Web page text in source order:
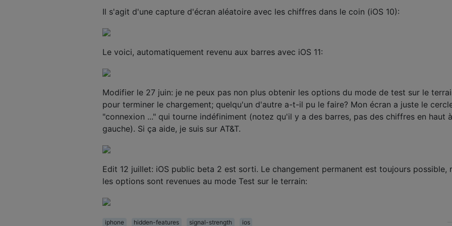
Il s'agit d'une capture d'écran aléatoire avec les chiffres dans le coin (iOS 10):
Le voici, automatiquement revenu aux barres avec iOS 11:
Modifier le 27 juin: je ne peux pas non plus obtenir les options du mode de test sur le
pour terminer le chargement; quelqu'un d'autre a-t-il pu le faire? Mon écran a juste le
"connexion ..." qui tourne indéfiniment (notez qu'il y a des barres, pas des chiffres en haut à
gauche). Si ça aide, je suis sur AT&T.
Edit 12 juillet: iOS public beta 2 est sorti. Le changement permanent est toujours possible,
les options sont revenues au mode Test sur le terrain:
iphone hidden-features signal-strength ios